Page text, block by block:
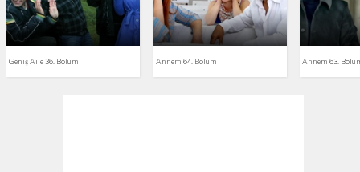
Geniş Aile 36. Bölüm Annem 64. Bölüm Annem 63.